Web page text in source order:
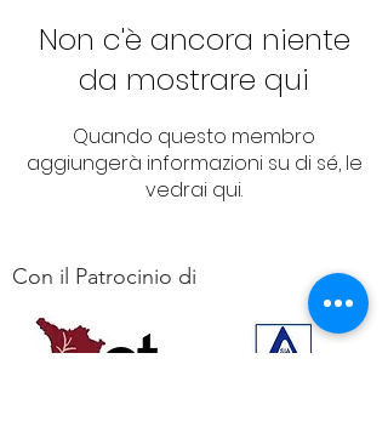
Non c'è ancora niente
da mostrare qui
Quando questo membro
aggiungerà informazioni su di sé, le
vedrai qui.
Con il Patrocinio di